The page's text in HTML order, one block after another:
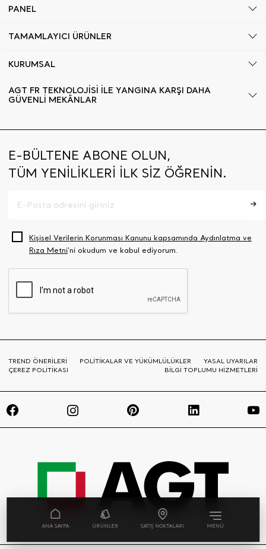
ANA SAYFA ÜRÜNLER SATIŞ NOKTALARI MENÜ
PANEL
TAMAMLAYICI ÜRÜNLER
KURUMSAL
AGT FR TEKNOLOJİSİ İLE YANGINA KARŞI DAHA
GÜVENLİ MEKÂNLAR
E-BÜLTENE ABONE OLUN,
TÜM YENİLİKLERİ İLK SİZ ÖĞRENİN.
Kişisel Verilerin Korunması Kanunu kapsamında Aydınlatma ve
Rıza Metni‘ni okudum ve kabul ediyorum.
TREND ÖNERİLERİ POLİTİKALAR VE YÜKÜMLÜLÜKLER
YASAL UYARILAR
ÇEREZ POLİTİKASI
BİLGİ TOPLUMU HİZMETLERİ